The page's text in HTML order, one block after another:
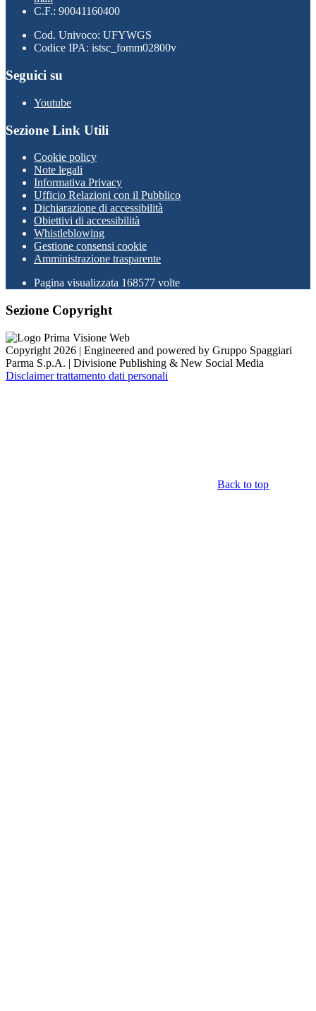
C.F.: 90041160400
Cod. Univoco: UFYWGS
Codice IPA: istsc_fomm02800v
Seguici su
Youtube
Sezione Link Utili
Cookie policy
Note legali
Informativa Privacy
Ufficio Relazioni con il Pubblico
Dichiarazione di accessibilità
Obiettivi di accessibilità
Whistleblowing
Gestione consensi cookie
Amministrazione trasparente
Pagina visualizzata 168577 volte
Sezione Copyright
Copyright 2026 | Engineered and powered by Gruppo Spaggiari
Parma S.p.A. | Divisione Publishing & New Social Media
Disclaimer trattamento dati personali
Back to top